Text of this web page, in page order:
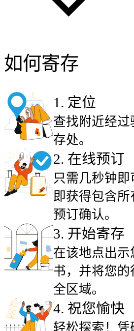
如何寄存
1 . 定位
查找附近经
存处。
2. 在线预订
只需几秒钟
即获得包含
预订确认。
3. 开始寄存
在该地点出
书，并将您
全区域。
4. 祝您愉快
轻松探索！